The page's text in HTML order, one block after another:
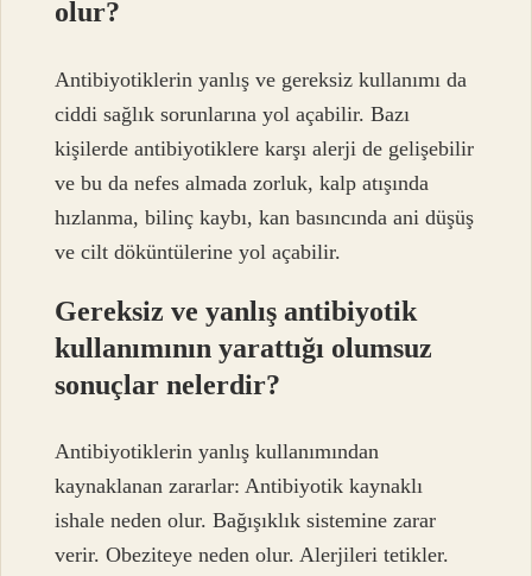
olur?
Antibiyotiklerin yanlış ve gereksiz kullanımı da
ciddi sağlık sorunlarına yol açabilir. Bazı
kişilerde antibiyotiklere karşı alerji de gelişebilir
ve bu da nefes almada zorluk, kalp atışında
hızlanma, bilinç kaybı, kan basıncında ani düşüş
ve cilt döküntülerine yol açabilir.
Gereksiz ve yanlış antibiyotik
kullanımının yarattığı olumsuz
sonuçlar nelerdir?
Antibiyotiklerin yanlış kullanımından
kaynaklanan zararlar: Antibiyotik kaynaklı
ishale neden olur. Bağışıklık sistemine zarar
verir. Obeziteye neden olur. Alerjileri tetikler.